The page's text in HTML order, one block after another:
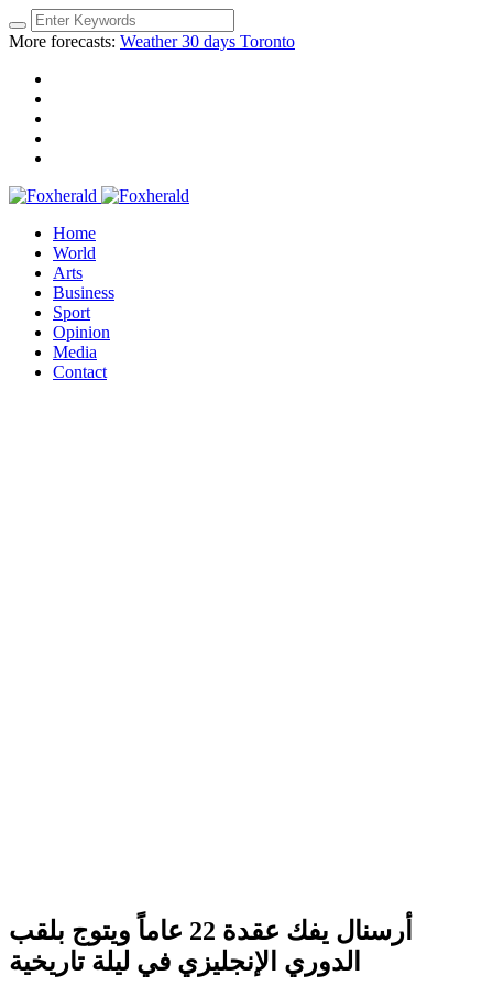
More forecasts: Weather 30 days Toronto
Home
World
Arts
Business
Sport
Opinion
Media
Contact
أرسنال يفك عقدة 22 عاماً ويتوج بلقب
الدوري الإنجليزي في ليلة تاريخية